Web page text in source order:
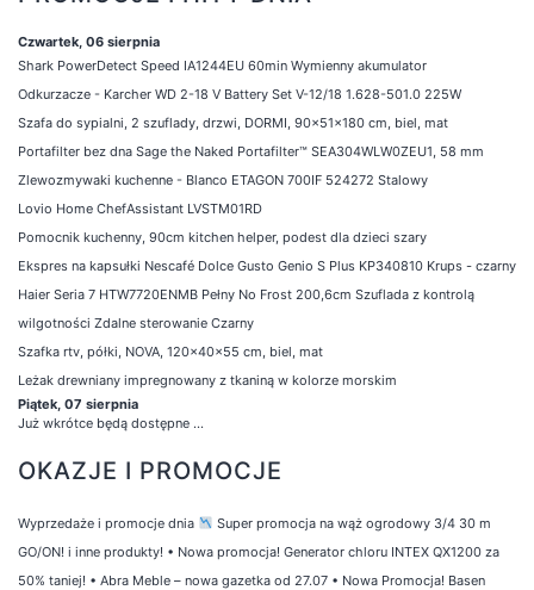
Czwartek, 06 sierpnia
Shark PowerDetect Speed IA1244EU 60min Wymienny akumulator
Odkurzacze - Karcher WD 2-18 V Battery Set V-12/18 1.628-501.0 225W
Szafa do sypialni, 2 szuflady, drzwi, DORMI, 90x51x180 cm, biel, mat
Portafilter bez dna Sage the Naked Portafilter™ SEA304WLW0ZEU1, 58 mm
Zlewozmywaki kuchenne - Blanco ETAGON 700IF 524272 Stalowy
Lovio Home ChefAssistant LVSTM01RD
Pomocnik kuchenny, 90cm kitchen helper, podest dla dzieci szary
Ekspres na kapsułki Nescafé Dolce Gusto Genio S Plus KP340810 Krups - czarny
Haier Seria 7 HTW7720ENMB Pełny No Frost 200,6cm Szuflada z kontrolą
wilgotności Zdalne sterowanie Czarny
Szafka rtv, półki, NOVA, 120x40x55 cm, biel, mat
Leżak drewniany impregnowany z tkaniną w kolorze morskim
Piątek, 07 sierpnia
Już wkrótce będą dostępne ...
OKAZJE I PROMOCJE
Wyprzedaże i promocje dnia
Super promocja na wąż ogrodowy 3/4 30 m
GO/ON! i inne produkty! • Nowa promocja! Generator chloru INTEX QX1200 za
50% taniej! • Abra Meble – nowa gazetka od 27.07 • Nowa Promocja! Basen